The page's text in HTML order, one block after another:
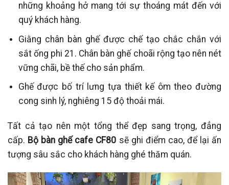
những khoảng hở mang tới sự thoáng mát đến với
quý khách hàng.
Giằng chân bàn ghế được chế tạo chắc chắn với
sắt ống phi 21. Chân bàn ghế choãi rộng tạo nên nét
vững chãi, bề thế cho sản phẩm.
Ghế được bố trí lưng tựa thiết kế ôm theo đường
cong sinh lý, nghiêng 15 độ thoải mái.
Tất cả tạo nên một tổng thể đẹp sang trọng, đẳng
cấp. Bộ bàn ghế cafe CF80 sẽ ghi điểm cao, để lại ấn
tượng sâu sắc cho khách hàng ghé thăm quán.